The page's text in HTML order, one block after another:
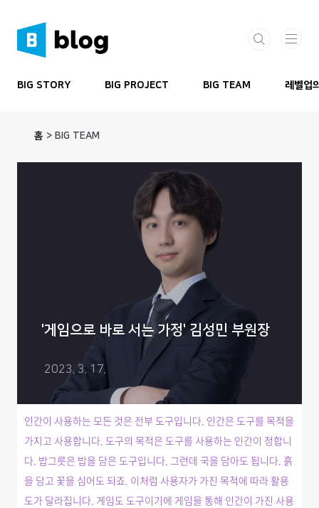
BIG STORY BIG PROJECT BIG TEAM 레벨업
홈 > BIG TEAM
'게임으로 바로 서는 가정' 김성민 부원장
2023. 3. 17.
인간이 사용하는 모든 것은 전부 도구입니다. 인간은 도구를 목적을
가지고 사용합니다. 도구의 목적은 도구를 사용하는 인간이 정합니
다. 밥그릇은 밥을 담은 도구입니다. 그런데 국을 담아도 됩니다. 흙
을 담고 꽃을 심어도 되죠. 이처럼 사용자가 가진 목적에 따라 활용
도가 달라집니다. 게임도 도구이기에 게임을 통해 인간이 가진 사용